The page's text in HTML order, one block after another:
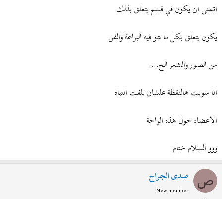
اتمنى ان يكون في قسم يتعلق بذلك
يكون يتعلق بكل ما هو فيه البراعة والفن
من الصور والشعر الخ....
انا سويت هالنقظة علشان يلفت انتباه
الاعضاء حول هذه الواحة
ووو السلام ختام
ص صدى الجراح
New member